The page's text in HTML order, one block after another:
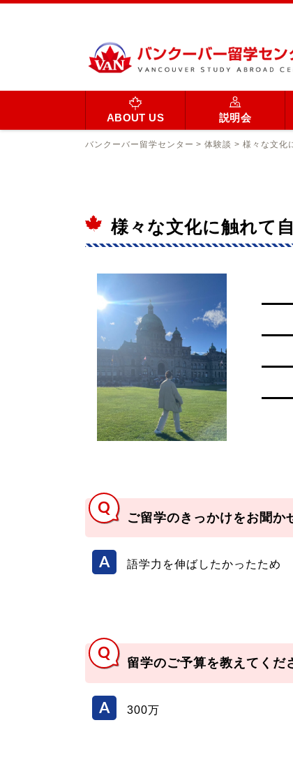
ABOUT US 説明会
バンクーバー留学センター >体験談 >様々な文化
様々な文化に触れて
ご留学のきっかけをお聞か
語学力を伸ばしたかったため
留学のご予算を教えてくだ
300万